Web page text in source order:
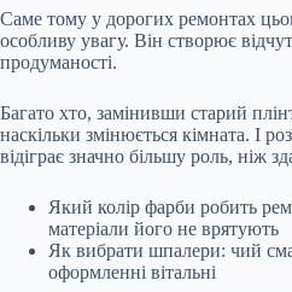
Саме тому у дорогих ремонтах
особливу увагу. Він створює
продуманості.
Багато хто, замінивши старий
наскільки змінюється кімната. І
відіграє значно більшу роль, ніж
Який колір фарби робить
матеріали його не врятують
Як вибрати шпалери: чий
оформленні вітальні